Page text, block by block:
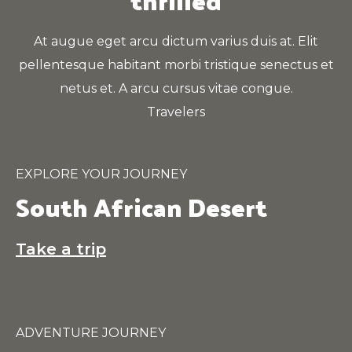
At augue eget arcu dictum varius duis at. Elit
pellentesque habitant morbi tristique senectus et
netus et. A arcu cursus vitae congue.
Travelers
EXPLORE YOUR JOURNEY
South African Desert
Take a trip
ADVENTURE JOURNEY